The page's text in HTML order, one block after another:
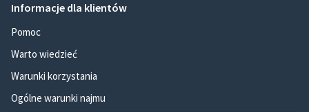
Informacje dla klientów
Pomoc
Warto wiedzieć
Warunki korzystania
Ogólne warunki najmu